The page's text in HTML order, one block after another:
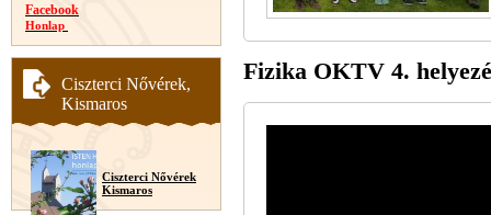
Facebook
Honlap
Ciszterci Nővérek,
Kismaros
Ciszterci Nővérek
Kismaros
Fizika OKTV 4.